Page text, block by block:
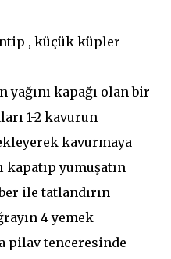
, küçük küpler
yağını kapağı olan bir
1-2 kavurun
kavurmaya
kapatıp yumuşatın
ile tatlandırın
4 yemek
pilav tenceresinde